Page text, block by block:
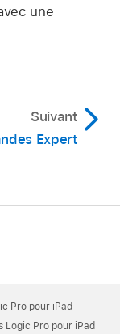
une
Suivant
Expert
Pro pour iPad
Logic Pro pour iPad